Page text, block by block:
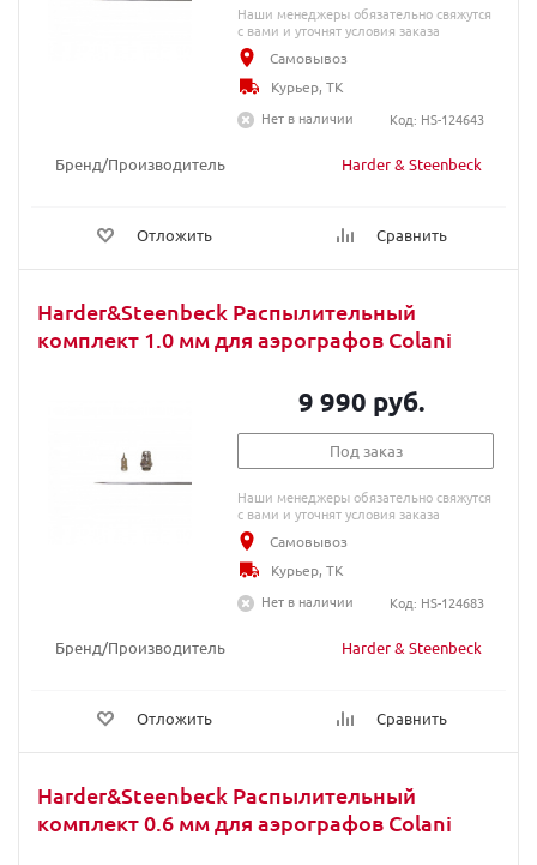
Бренд/Производитель Harder & Steenbeck
Отложить Сравнить
Наши менеджеры обязательно свяжутся
с вами и уточнят условия заказа
Самовывоз
Курьер, ТК
Нет в наличии
Код: HS-124643
Harder&Steenbeck Распылительный
комплект 1.0 мм для аэрографов Colani
Бренд/Производитель Harder & Steenbeck
Отложить Сравнить
9 990 руб.
Под заказ
Наши менеджеры обязательно свяжутся
с вами и уточнят условия заказа
Самовывоз
Курьер, ТК
Нет в наличии
Код: HS-124683
Harder&Steenbeck Распылительный
комплект 0.6 мм для аэрографов Colani